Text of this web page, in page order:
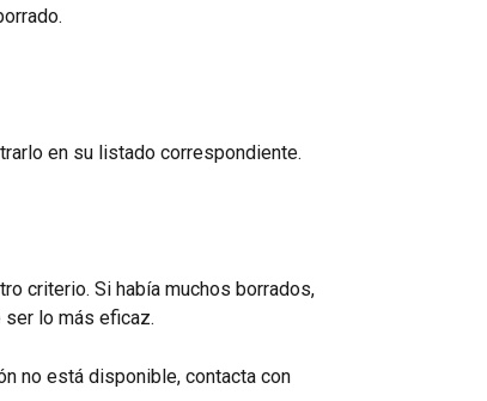
en su listado correspondiente.
criterio. Si había muchos borrados,
ser lo más eficaz.
no está disponible, contacta con